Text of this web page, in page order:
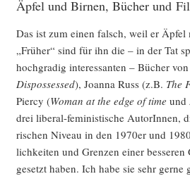
Äpfel und Birnen, Bücher und
Das ist zum einen falsch, weil er
„Frü­her“ sind für ihn die – in der Tat
hoch­gra­dig inter­es­san­ten – Bücher
Dis­pos­s­es­sed), Joan­na Russ (z.B. The
Pier­cy (Woman at the edge of time und
drei libe­ral-femi­nis­ti­sche AutorIn­nen,
ri­schen Niveau in den 1970er und
lich­kei­ten und Gren­zen einer
ge­setzt haben. Ich habe sie sehr ger­ne